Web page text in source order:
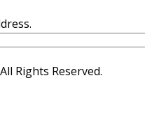
Rights Reserved.